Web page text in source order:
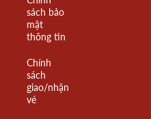
sách bảo
mật
thông tin
Chính
sách
giao/nhận
vé